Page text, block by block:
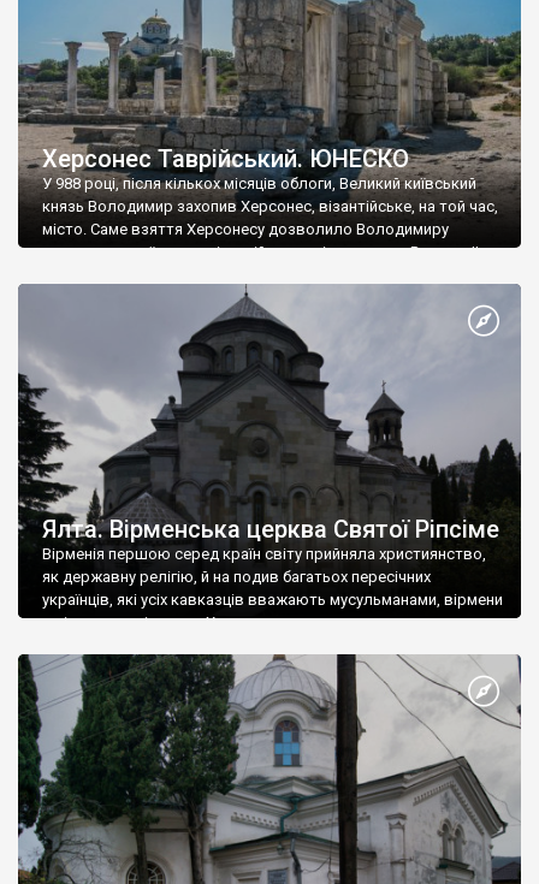
Херсонес Таврійський. ЮНЕСКО
У 988 році, після кількох місяців облоги, Великий київський
князь Володимир захопив Херсонес, візантійське, на той час,
місто. Саме взяття Херсонесу дозволило Володимиру
диктувати свої умови візантійському імператору Василю ІІ, та
Херсонесі Володимир-язичник, став Василем-християнином.
А потім було Хрещення Русі. На честь Херсонесу Таврійського
Ялта. Вірменська церква Святої Ріпсіме
Вірменія першою серед країн світу прийняла християнство,
як державну релігію, й на подив багатьох пересічних
українців, які усіх кавказців вважають мусульманами, вірмени
є відданими вірянами Христа